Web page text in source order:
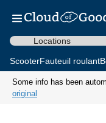
Locations
ScooterFauteuil roulant
Some info has been
original